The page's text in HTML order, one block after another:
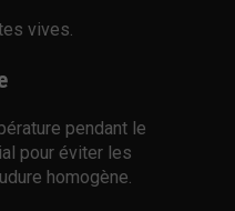
vives.
pendant le
pour éviter les
homogène.